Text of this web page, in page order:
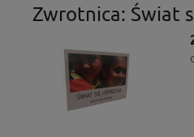
Zwrotnica: Świat